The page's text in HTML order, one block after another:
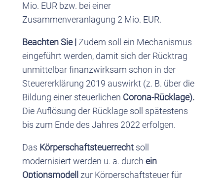
Mio. EUR bzw. bei einer
Zusammenveranlagung 2 Mio. EUR.
Beachten Sie | Zudem soll ein Mechanismus
eingeführt werden, damit sich der Rücktrag
unmittelbar finanzwirksam schon in der
Steuererklärung 2019 auswirkt (z. B. über die
Bildung einer steuerlichen Corona-Rücklage).
Die Auflösung der Rücklage soll spätestens
bis zum Ende des Jahres 2022 erfolgen.
Das Körperschaftsteuerrechtsoll
modernisiert werden u. a. durch ein
Optionsmodell zur Körperschaftsteuer für